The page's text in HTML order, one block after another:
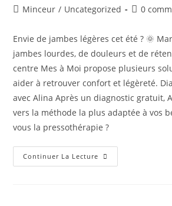
Minceur / Uncategorized 0
Envie de jambes légères cet été ? 🌞
jambes lourdes, de douleurs et de
centre Mes à Moi propose plusieurs
aider à retrouver confort et légèreté.
avec Alina Après un diagnostic gratuit,
vers la méthode la plus adaptée à vos
vous la pressothérapie ?
Continuer La Lecture